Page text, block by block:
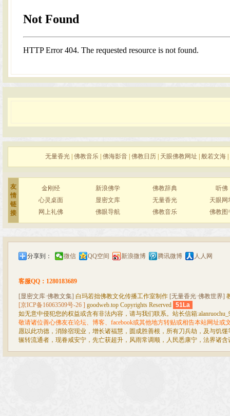
无量香光 佛教音乐 佛海影音 佛教日历 天眼佛教网址 般若文海
友
情
链
接
金刚经 新浪佛学 佛教辞典
听佛
心灵桌面
显密文库 无量香光
天眼网
网上礼佛
佛眼导航 佛教音乐 佛教图
分享到： 微信 QQ空间 新浪微博 腾讯微博 人人网
客服QQ：1280183689
[显密文库·佛教文集] 白玛若拙佛教文化传播工作室制作 [无量香光·佛教世界]
[京ICP备16063509号-26 ] goodweb.top Copyrights Reserved 51La
如无意中侵犯您的权益或含有非法内容，请与我们联系。站长信箱
敬请诸位善心佛友在论坛、博客、facebook或其他地方转贴或相告本站网址或
愿以此功德，消除宿现业，增长诸福慧，圆成胜善根，所有刀兵劫，及与饥
辗转流通者，现眷咸安宁，先亡获超升，风雨常调顺，人民悉康宁，法界诸含